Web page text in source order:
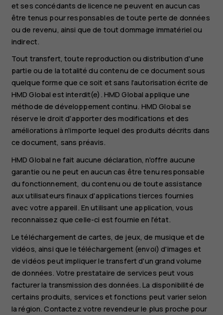
et ses concédants de licence ne peuvent en aucun cas
être tenus pour responsables de toute perte de données
ou de revenu, ainsi que de tout dommage immatériel ou
indirect.
Tout transfert, toute reproduction ou distribution d'une
partie ou de la totalité du contenu de ce document sous
quelque forme que ce soit et sans l'autorisation écrite de
HMD Global est interdit(e). HMD Global applique une
méthode de développement continu. HMD Global se
réserve le droit d'apporter des modifications et des
améliorations à n'importe lequel des produits décrits dans
ce document, sans préavis.
HMD Global ne fait aucune déclaration, n'offre aucune
garantie ou ne peut en aucun cas être tenu responsable
du fonctionnement, du contenu ou de toute assistance
aux utilisateurs finaux d'applications tierces fournies
avec votre appareil. En utilisant une application, vous
reconnaissez que celle-ci est fournie en l'état.
Le téléchargement de cartes, de jeux, de musique et de
vidéos, ainsi que le téléchargement (envoi) d'images et
de vidéos peut impliquer le transfert d'un grand volume
de données. Votre prestataire de services peut vous
facturer la transmission des données. La disponibilité de
certains produits, services et fonctions peut varier selon
la région. Contactez votre revendeur le plus proche pour